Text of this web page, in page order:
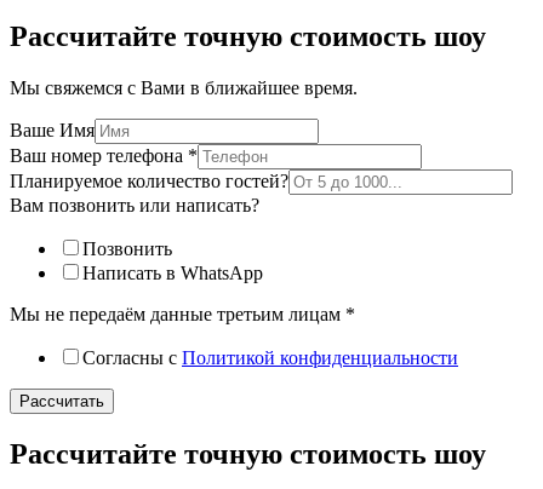
Рассчитайте точную стоимость шоу
Мы свяжемся с Вами в ближайшее время.
Ваше Имя
Ваш номер телефона *
Планируемое количество гостей?
Вам позвонить или написать?
Позвонить
Написать в WhatsApp
Мы не передаём данные третьим лицам *
Согласны с Политикой конфиденциальности
Рассчитать
Рассчитайте точную стоимость шоу